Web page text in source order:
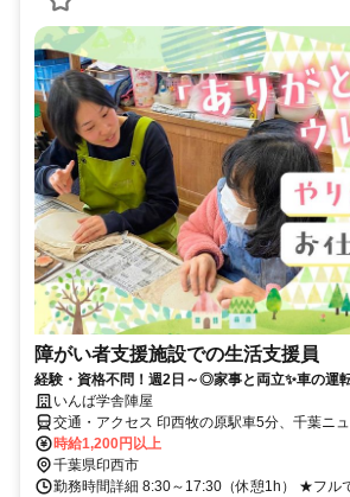
障がい者支援施設での生活支援員
経験・資格不問！週2日～◎家事と両立✨車の運
いんば学舎陣屋
交通・アクセス 印西牧の原駅車5分、千葉ニ
時給1,200円以上
千葉県印西市
勤務時間詳細 8:30～17:30（休憩1h） ★フル